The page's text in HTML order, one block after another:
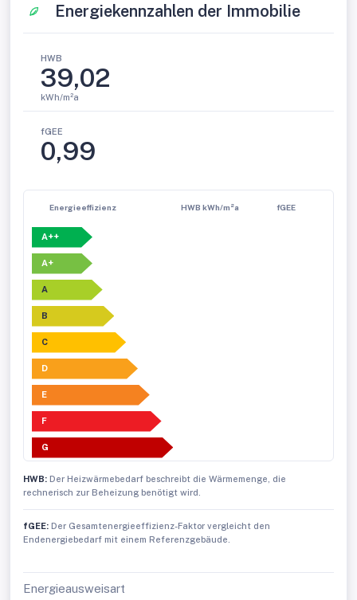
Energiekennzahlen der Immobilie
HWB
39,02
kWh/m²a
fGEE
0,99
Energieeffizienz HWB kWh/m²a fGEE
A++
A+
A
B
C
D
E
F
G
HWB: Der Heizwärmebedarf beschreibt die Wärmemenge, die
rechnerisch zur Beheizung benötigt wird.
fGEE: Der Gesamtenergieeffizienz-Faktor vergleicht den
Endenergiebedarf mit einem Referenzgebäude.
Energieausweisart